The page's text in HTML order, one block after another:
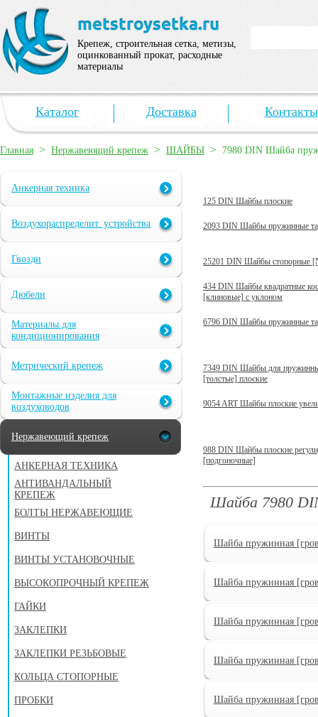
Крепеж, строительная сетка, метизы,
оцинкованный прокат, расходные
материалы
Каталог Доставка Контакты
Главная > Нержавеющий крепеж > ШАЙБЫ > 7980 DIN Шайба
Анкерная техника
Воздухораспределит. устройства
Гвозди
Дюбели
Материалы для
кондиционирования
Метрический крепеж
Монтажные изделия для
воздуховодов
Нержавеющий крепеж
АНКЕРНАЯ ТЕХНИКА
АНТИВАНДАЛЬНЫЙ
КРЕПЕЖ
БОЛТЫ НЕРЖАВЕЮЩИЕ
ВИНТЫ
ВИНТЫ УСТАНОВОЧНЫЕ
ВЫСОКОПРОЧНЫЙ КРЕПЕЖ
ГАЙКИ
ЗАКЛЕПКИ
ЗАКЛЕПКИ РЕЗЬБОВЫЕ
КОЛЬЦА СТОПОРНЫЕ
ПРОБКИ
125 DIN Шайбы плоские
2093 DIN Шайбы пружинные
25201 DIN Шайбы стопорные
434 DIN Шайбы квадратные
[клиновые] с уклоном
6796 DIN Шайбы пружинные
7349 DIN Шайбы для
[толстые] плоские
9054 ART Шайбы плоские
988 DIN Шайбы плоские
[подгоночные]
Шайба 7980
Шайба пружинная
Шайба пружинная
Шайба пружинная
Шайба пружинная
Шайба пружинная